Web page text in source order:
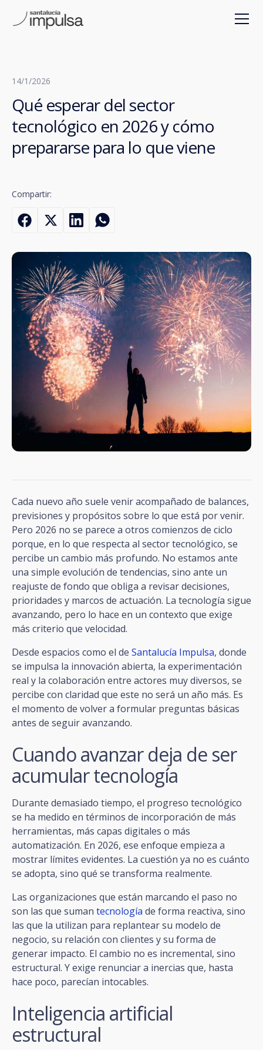
14/1/2026
Qué esperar del sector
tecnológico en 2026 y cómo
prepararse para lo que viene
Compartir:
Cada nuevo año suele venir acompañado de balances,
previsiones y propósitos sobre lo que está por venir.
Pero 2026 no se parece a otros comienzos de ciclo
porque, en lo que respecta al sector tecnológico, se
percibe un cambio más profundo. No estamos ante
una simple evolución de tendencias, sino ante un
reajuste de fondo que obliga a revisar decisiones,
prioridades y marcos de actuación. La tecnología sigue
avanzando, pero lo hace en un contexto que exige
más criterio que velocidad.
Desde espacios como el de Santalucía Impulsa, donde
se impulsa la innovación abierta, la experimentación
real y la colaboración entre actores muy diversos, se
percibe con claridad que este no será un año más. Es
el momento de volver a formular preguntas básicas
antes de seguir avanzando.
Cuando avanzar deja de ser
acumular tecnología
Durante demasiado tiempo, el progreso tecnológico
se ha medido en términos de incorporación de más
herramientas, más capas digitales o más
automatización. En 2026, ese enfoque empieza a
mostrar límites evidentes. La cuestión ya no es cuánto
se adopta, sino qué se transforma realmente.
Las organizaciones que están marcando el paso no
son las que suman tecnología de forma reactiva, sino
las que la utilizan para replantear su modelo de
negocio, su relación con clientes y su forma de
generar impacto. El cambio no es incremental, sino
estructural. Y exige renunciar a inercias que, hasta
hace poco, parecían intocables.
Inteligencia artificial
estructural